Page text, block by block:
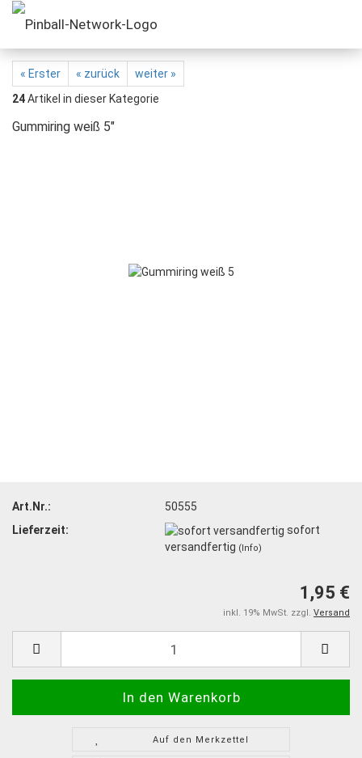
« Erster « zurück
weiter »
24Artikel in dieser Kategorie
Gummiring weiß 5"
Art.Nr.:
50555
Lieferzeit:
sofort
versandfertig (Info)
1,95 €
inkl. 19% MwSt. zzgl. Versand
Auf den Merkzettel